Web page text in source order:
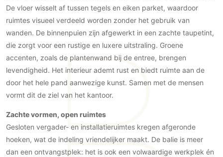
Afwerking
Wandafwerking
Beton Ciré
Behang / Wandtextiel
Natuursteen en keramiek
Leer
Schilderwerk
Stucwerk
Spuitwerk
De vloer wisselt af tussen tegels en eiken parket, waardoor
ruimtes visueel verdeeld worden zonder het gebruik van
wanden. De binnenpuien zijn afgewerkt in een zachte taupetint,
die zorgt voor een rustige en luxere uitstraling. Groene
accenten, zoals de plantenwand bij de entree, brengen
levendigheid. Het interieur ademt rust en biedt ruimte aan de
door het hele pand aanwezige kunst. Samen met de mensen
vormt dit de ziel van het kantoor.
Zachte vormen, open ruimtes
Gesloten vergader- en installatieruimtes kregen afgeronde
hoeken, wat de indeling vriendelijker maakt. De balie is meer
dan een ontvangstplek: het is ook een volwaardige werkplek én